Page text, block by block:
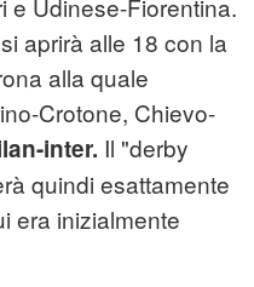
e Udinese-Fiorentina.
aprirà alle 18 con la
alla quale
Crotone, Chievo-
inter. Il "derby
quindi esattamente
era inizialmente